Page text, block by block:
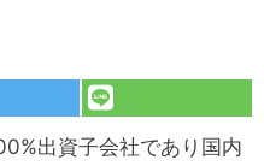
出資子会社であり国内